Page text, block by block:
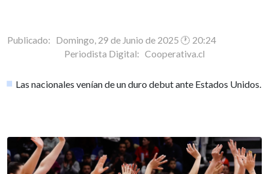
Publicado: Domingo, 29 de Junio de 2025 🕐 20:24
Periodista Digital: Cooperativa.cl
Las nacionales venían de un duro debut ante Estados Unidos.